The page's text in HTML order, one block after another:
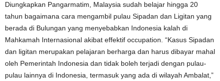
Diungkapkan Pangarmatim, Malaysia sudah belajar hingga 20
tahun bagaimana cara mengambil pulau Sipadan dan Ligitan yang
berada di Bulungan yang menyebabkan Indonesia kalah di
Mahkamah Internasional akibat effektif occupation. “Kasus Sipadan
dan ligitan merupakan pelajaran berharga dan harus dibayar mahal
oleh Pemerintah Indonesia dan tidak boleh terjadi dengan pulau-
pulau lainnya di Indonesia, termasuk yang ada di wilayah Ambalat,”